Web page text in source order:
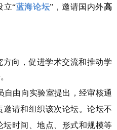
立“蓝海论坛”，邀请国内外高
方向，促进学术交流和推动学
。
自由向实验室提出，经审核通
请和组织该次论坛。论坛不
时间、地点、形式和规模等